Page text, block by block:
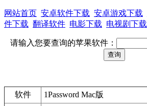
网站首页 安卓软件下载 安卓游戏下载
件下载 翻译软件 电影下载 电视剧下载
请输入您要查询的苹果软件：
软件
1Password Mac版